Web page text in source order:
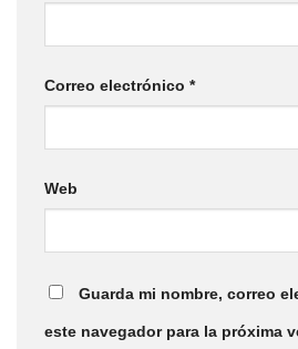
Correo electrónico *
Web
Guarda mi nombre, correo
este navegador para la próxima